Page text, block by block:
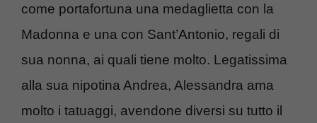
come portafortuna una medaglietta con la
Madonna e una con Sant’Antonio, regali di
sua nonna, ai quali tiene molto. Legatissima
alla sua nipotina Andrea, Alessandra ama
molto i tatuaggi, avendone diversi su tutto il